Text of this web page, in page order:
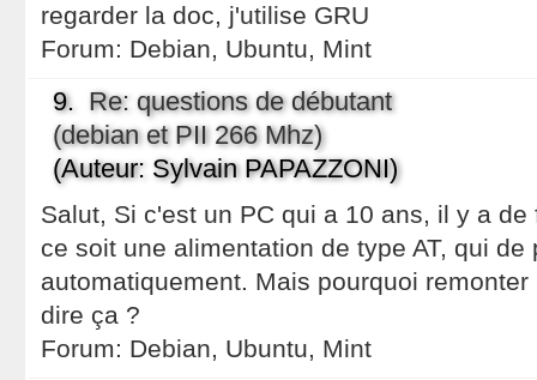
regarder la doc, j'utilise GRU
Forum: Debian, Ubuntu, Mint
9. Re: questions de débutant
(debian et PII 266 Mhz)
(Auteur: Sylvain PAPAZZONI)
Salut, Si c'est un PC qui a 10 ans, il y a
ce soit une alimentation de type AT, qui
automatiquement. Mais pourquoi
dire ça ?
Forum: Debian, Ubuntu, Mint